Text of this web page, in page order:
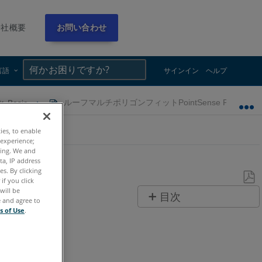
概要 お問い合わせ
語 サインイン ヘルプ
Basic ルーフマルチポリゴンフィットPointSense Pro
と
目次
to enable
We and
IP address
By clicking
if you click
be
and agree to
of Use.